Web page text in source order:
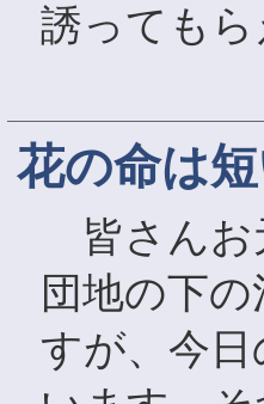
誘っても
花の命は
皆さんお
団地の下
すが、今